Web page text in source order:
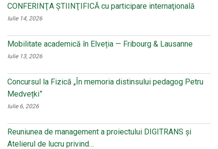
CONFERINŢA ŞTIINŢIFICĂ cu participare internaţională
Iulie 14, 2026
Mobilitate academică în Elveția — Fribourg & Lausanne
Iulie 13, 2026
Concursul la Fizică „În memoria distinsului pedagog Petru
Medvețki”
Iulie 6, 2026
Reuniunea de management a proiectului DIGITRANS și
Atelierul de lucru privind…